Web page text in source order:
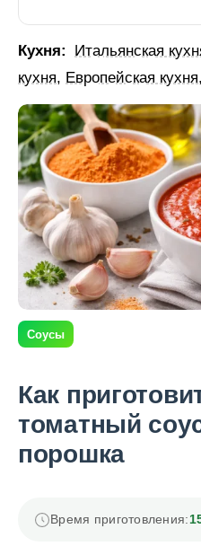
Кухня: Итальянская
кухня, Европейская кухня,
Соусы
Как
томатный
порошка
Время приготовления: